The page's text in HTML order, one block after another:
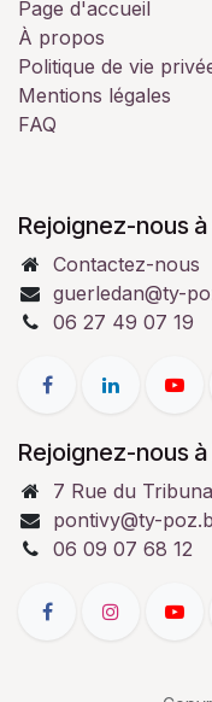
Page d'accueil
À propos
Politique de vie
Mentions légales
FAQ
Rejoignez-nous
Contactez-nous
guerledan@ty-
06 27 49 07 19
Rejoignez-nous
7 Rue du
pontivy@ty-
06 09 07 68 12